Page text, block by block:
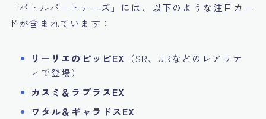
「バトルパートナーズ」には、以下のような注目カー
ドが含まれています：
リーリエのピッピEX
（SR、URなどのレアリテ
ィで登場）
カスミ＆ラプラスEX
ワタル＆ギャラドスEX